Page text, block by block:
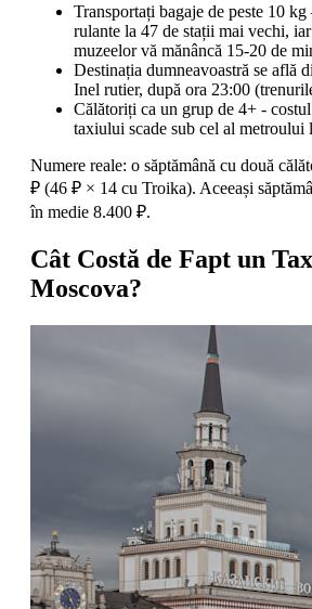
Transportați bagaje de peste 10
rulante la 47 de stații mai vechi,
muzeelor vă mănâncă 15-20 de
Destinația dumneavoastră se află
Inel rutier, după ora 23:00
Călătoriți ca un grup de 4+ -
taxiului scade sub cel al metroului
Numere reale: o săptămână cu două
₽ (46 ₽ × 14 cu Troika). Aceeași
în medie 8.400 ₽.
Cât Costă de Fapt un
Moscova?